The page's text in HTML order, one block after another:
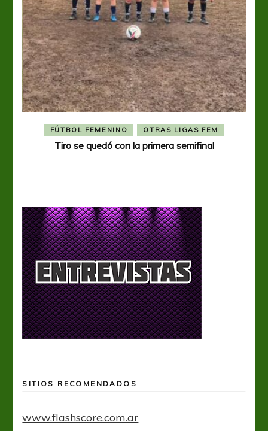
FÚTBOL FEMENINO OTRAS LIGAS FEM
Tiro se quedó con la primera semifinal
SITIOS RECOMENDADOS
www.flashscore.com.ar